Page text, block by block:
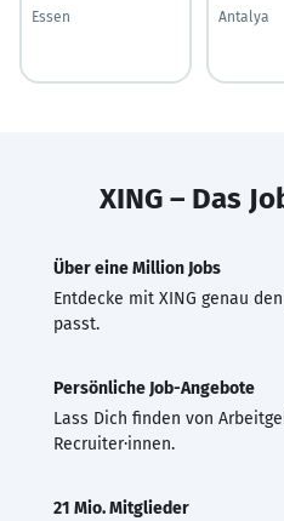
Essen
Antalya
XING – Das
Über eine Million Jobs
Entdecke mit XING genau
passt.
Persönliche Job-Angebote
Lass Dich finden von
Recruiter·innen.
21 Mio. Mitglieder